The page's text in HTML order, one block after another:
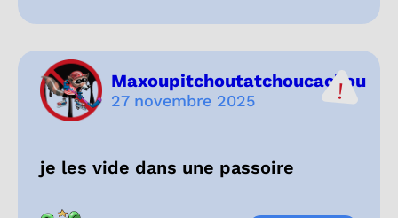
Maxoupitchoutatchoucachou
27 novembre 2025
je les vide dans une passoire